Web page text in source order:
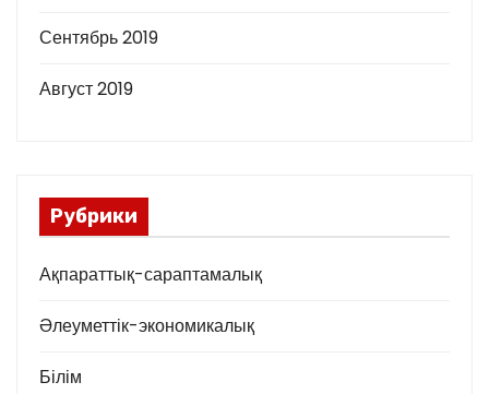
Сентябрь 2019
Август 2019
Рубрики
Ақпараттық-сараптамалық
Әлеуметтік-экономикалық
Білім